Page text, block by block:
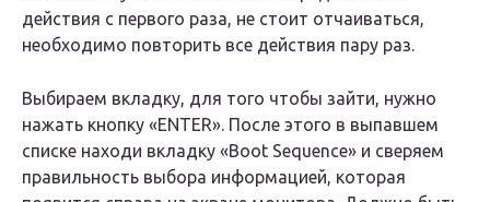
действия с первого раза, не стоит отчаиваться,
необходимо повторить все действия пару раз.
Выбираем вкладку, для того чтобы зайти, нужно
нажать кнопку «ENTER». После этого в выпавшем
списке находи вкладку «Boot Sequence» и сверяем
правильность выбора информацией, которая